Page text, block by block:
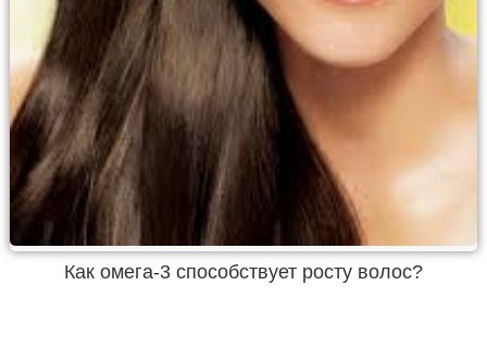
Как омега-3 способствует росту волос?